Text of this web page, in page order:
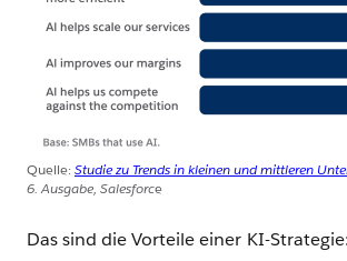
Quelle:Studie zu Trends in kleinen und mittleren
6. Ausgabe, Salesforce
Das sind die Vorteile einer KI-Strategie: